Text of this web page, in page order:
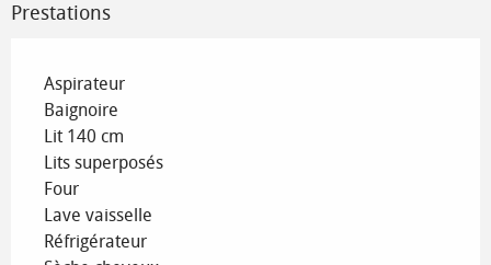
Prestations
Aspirateur
Baignoire
Lit 140 cm
Lits superposés
Four
Lave vaisselle
Réfrigérateur